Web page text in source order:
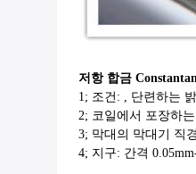
저항 합금
1; 조건: , 단련하는
2; 코일에서 포장하
3; 막대의 막대기 직
4; 지구: 간격